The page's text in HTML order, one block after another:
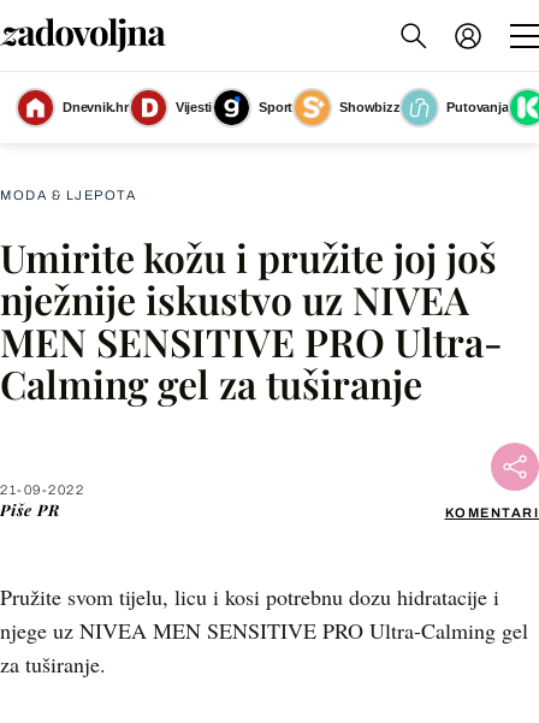
Dnevnik.hr Vijesti Sport Showbizz
Putovanja
(Foto: PR)
MODA & LJEPOTA
Umirite kožu i pružite joj još
nježnije iskustvo uz NIVEA
MEN SENSITIVE PRO Ultra-
Calming gel za tuširanje
21-09-2022
Piše PR KOMENTARI
Pružite svom tijelu, licu i kosi potrebnu dozu hidratacije i
njege uz NIVEA MEN SENSITIVE PRO Ultra-Calming gel
za tuširanje.
Facebook
X